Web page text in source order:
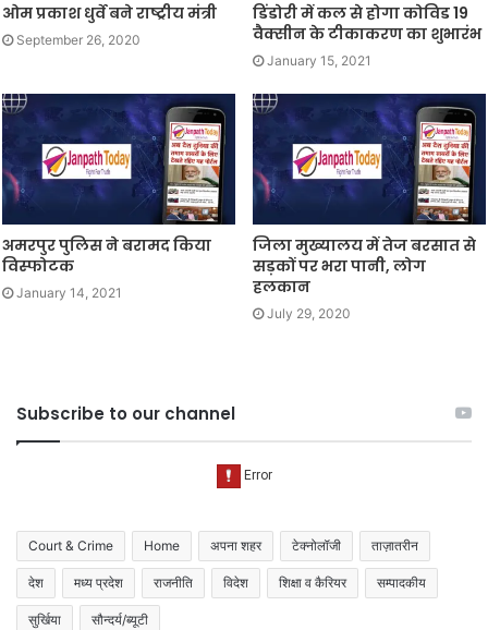
ओम प्रकाश धुर्वे बने राष्ट्रीय मंत्री
September 26, 2020
डिंडोरी में कल से होगा कोविड 19
वैक्सीन के टीकाकरण का शुभारंभ
January 15, 2021
अमरपुर पुलिस ने बरामद किया
विस्फोटक
January 14, 2021
जिला मुख्यालय में तेज बरसात से
सड़कों पर भरा पानी, लोग
हलकान
July 29, 2020
Subscribe to our channel
Court & Crime Home अपना शहर टेक्नोलॉजी ताज़ातरीन
देश मध्य प्रदेश राजनीति विदेश शिक्षा व कैरियर सम्पादकीय
सुर्खिया सौन्दर्य/ब्यूटी